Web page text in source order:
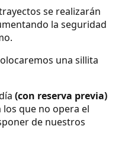
se realizarán
la seguridad
una sillita
(con reserva previa)
que no opera el
de nuestros